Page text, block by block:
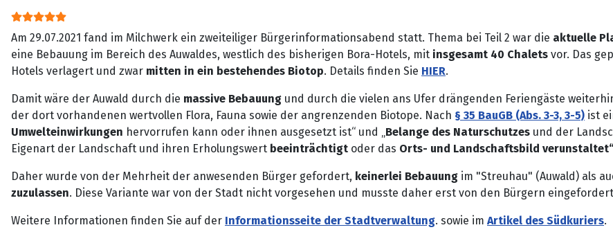
Bewertung:
Am 29.07.2021 fand im Milchwerk ein zweiteiliger Bürgerinformationsabend statt. Thema bei Teil 2 war die aktuelle
eine Bebauung im Bereich des Auwaldes, westlich des bisherigen Bora-Hotels, mit insgesamt 40 Chalets vor. Das
Hotels verlagert und zwar mitten in ein bestehendes Biotop. Details finden Sie HIER.
Damit wäre der Auwald durch die massive Bebauung und durch die vielen ans Ufer drängenden Feriengäste
der dort vorhandenen wertvollen Flora, Fauna sowie der angrenzenden Biotope. Nach § 35 BauGB (Abs. 3-3, 3-5) ist
Umwelteinwirkungen hervorrufen kann oder ihnen ausgesetzt ist“ und „Belange des Naturschutzes und der
Eigenart der Landschaft und ihren Erholungswert beeinträchtigt oder das Orts- und Landschaftsbild verunstaltet“
Daher wurde von der Mehrheit der anwesenden Bürger gefordert, keinerlei Bebauung im "Streuhau" (Auwald) als
zuzulassen. Diese Variante war von der Stadt nicht vorgesehen und musste daher erst von den Bürgern
Weitere Informationen finden Sie auf der Informationsseite der Stadtverwaltung. sowie im Artikel des Südkuriers.